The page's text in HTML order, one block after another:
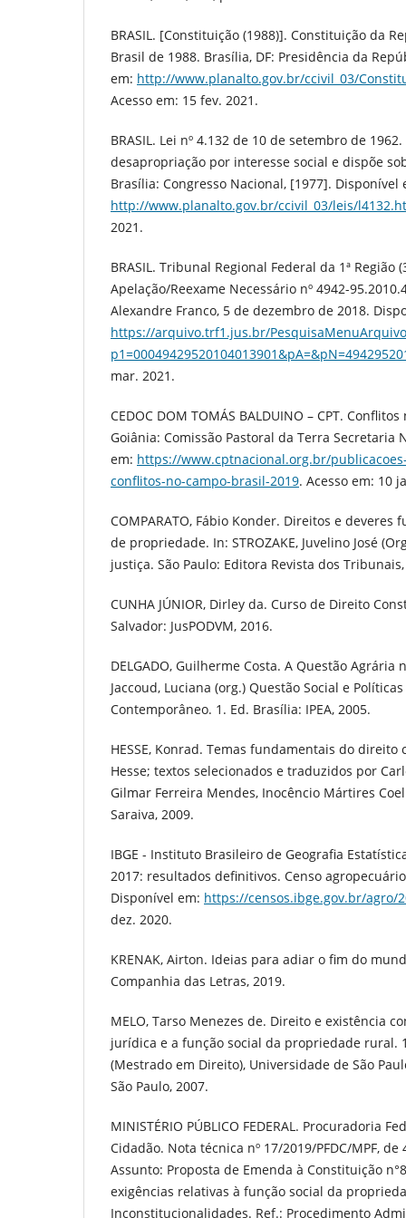
BRASIL. [Constituição (1988)]. Constituição da
Brasil de 1988. Brasília, DF: Presidência da
em: http://www.planalto.gov.br/ccivil_03/
Acesso em: 15 fev. 2021.
BRASIL. Lei nº 4.132 de 10 de setembro de
desapropriação por interesse social e dispõe
Brasília: Congresso Nacional, [1977]. Disponível
http://www.planalto.gov.br/ccivil_03/leis/
2021.
BRASIL. Tribunal Regional Federal da 1ª Região
Apelação/Reexame Necessário nº 4942-
Alexandre Franco, 5 de dezembro de 2018.
https://arquivo.trf1.jus.br/
mar. 2021.
CEDOC DOM TOMÁS BALDUINO – CPT.
Goiânia: Comissão Pastoral da Terra Secretaria
em: https://www.cptnacional.org.br/
conflitos-no-campo-brasil-2019. Acesso em: 10
COMPARATO, Fábio Konder. Direitos e
de propriedade. In: STROZAKE, Juvelino José
justiça. São Paulo: Editora Revista dos
CUNHA JÚNIOR, Dirley da. Curso de Direito
Salvador: JusPODVM, 2016.
DELGADO, Guilherme Costa. A Questão Agrária
Jaccoud, Luciana (org.) Questão Social e
Contemporâneo. 1. Ed. Brasília: IPEA, 2005.
HESSE, Konrad. Temas fundamentais do
Hesse; textos selecionados e traduzidos por
Gilmar Ferreira Mendes, Inocêncio Mártires
Saraiva, 2009.
IBGE - Instituto Brasileiro de Geografia
2017: resultados definitivos. Censo
Disponível em: https://censos.ibge.gov.br/agro/
dez. 2020.
KRENAK, Airton. Ideias para adiar o fim do
Companhia das Letras, 2019.
MELO, Tarso Menezes de. Direito e existência
jurídica e a função social da propriedade rural.
(Mestrado em Direito), Universidade de São
São Paulo, 2007.
MINISTÉRIO PÚBLICO FEDERAL. Procuradoria
Cidadão. Nota técnica nº 17/2019/PFDC/MPF,
Assunto: Proposta de Emenda à Constituição
exigências relativas à função social da
Inconstitucionalidades. Ref.: Procedimento